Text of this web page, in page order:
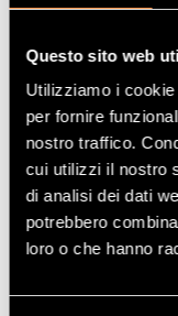
Questo sito web
Utilizziamo i
per fornire
nostro traffico.
cui utilizzi il nostro
di analisi dei dati
potrebbero
loro o che hanno
SMART
Catalizzatori